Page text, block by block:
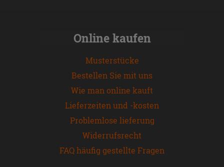
Online kaufen
Musterstücke
Bestellen Sie mit uns
Wie man online kauft
Lieferzeiten und -kosten
Problemlose lieferung
Widerrufsrecht
FAQ häufig gestellte Fragen